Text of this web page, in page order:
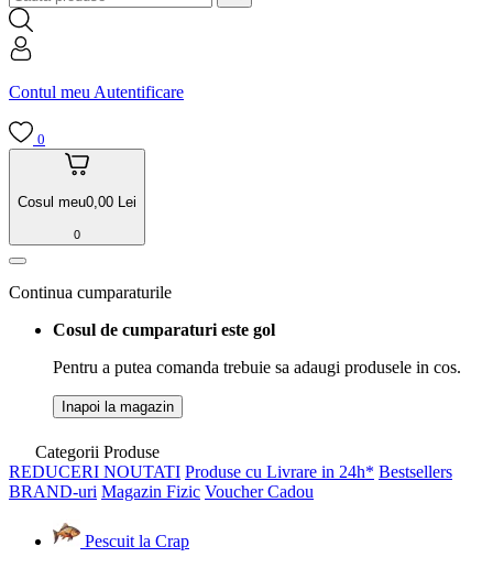
Contul meu Autentificare
0
Cosul meu0,00 Lei
0
Continua cumparaturile
Cosul de cumparaturi este gol
Pentru a putea comanda trebuie sa adaugi produsele in cos.
Inapoi la magazin
Categorii Produse
REDUCERI NOUTATI Produse cu Livrare in 24h* Bestsellers
BRAND-uri Magazin Fizic Voucher Cadou
Pescuit la Crap